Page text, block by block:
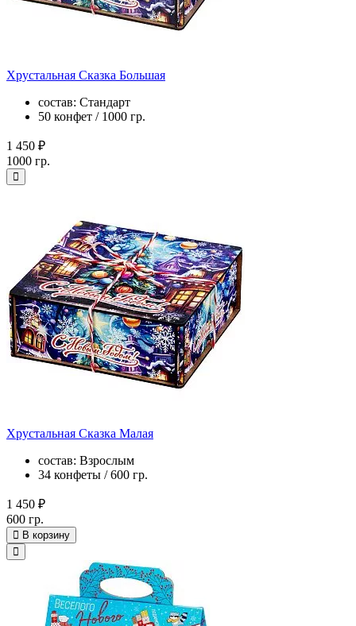
Хрустальная Сказка Большая
состав: Стандарт
50 конфет / 1000 гр.
1 450 ₽
1000 гр.
Хрустальная Сказка Малая
состав: Взрослым
34 конфеты / 600 гр.
1 450 ₽
600 гр.
В корзину